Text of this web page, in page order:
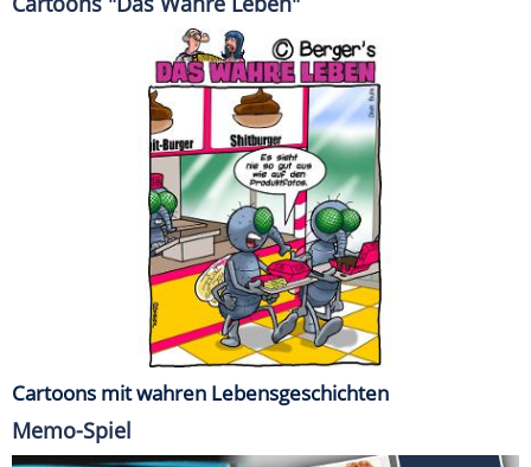
Cartoons mit wahren Lebensgeschichten
Memo-Spiel